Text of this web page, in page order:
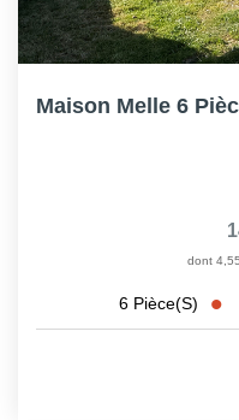
dont
6 Pièce(s)